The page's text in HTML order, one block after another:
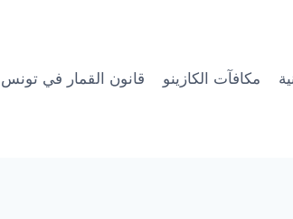
مكافآت الكازينو قانون القمار في تونس